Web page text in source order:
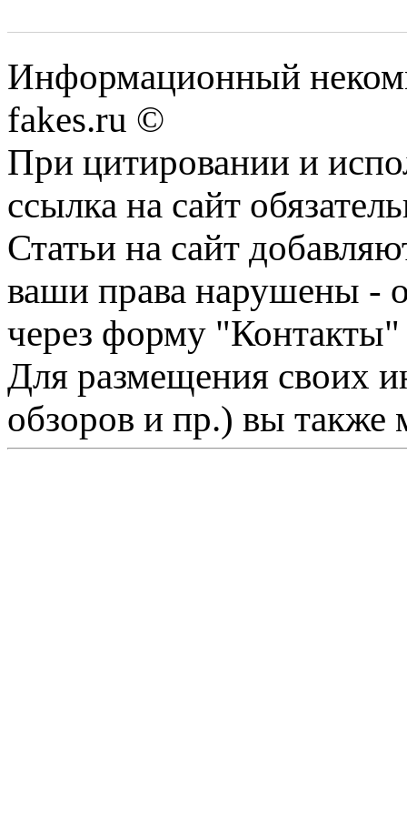
Информационный
fakes.ru ©
При цитировании и
ссылка на сайт
Статьи на сайт
ваши права нарушены -
через форму "Контакты"
Для размещения своих
обзоров и пр.) вы также